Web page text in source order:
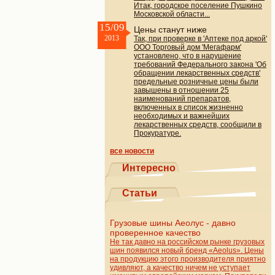
Итак, городское поселение Пушкино
Московской области...
15/09
2013
Цены станут ниже
Так, при проверке в 'Аптеке под аркой'
ООО Торговый дом 'Мегафарм'
установлено, что в нарушение
требований Федерального закона 'Об
обращении лекарственных средств'
предельные розничные цены были
завышены в отношении 25
наименований препаратов,
включенных в список жизненно
необходимых и важнейших
лекарственных средств, сообщили в
Прокуратуре.
все новости
Интересно
Статьи
Грузовые шины Аеолус - давно
проверенное качество
Не так давно на российском рынке грузовых
шин появился новый бренд «Aeolus». Цены
на продукцию этого производителя приятно
удивляют, а качество ничем не уступает